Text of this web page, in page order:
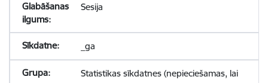
Sesija
_ga
Statistikas sīkdatnes (nepieciešamas, lai